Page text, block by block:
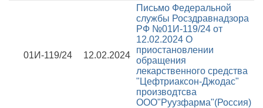
01И-119/24 12.02.2024
Письмо Федеральной
службы Росздравнадзора
РФ №01И-119/24 от
12.02.2024 О
приостановлении
обращения
лекарственного средства
"Цефтриаксон-Джодас"
производтсва
ООО"Руузфарма"(Россия)